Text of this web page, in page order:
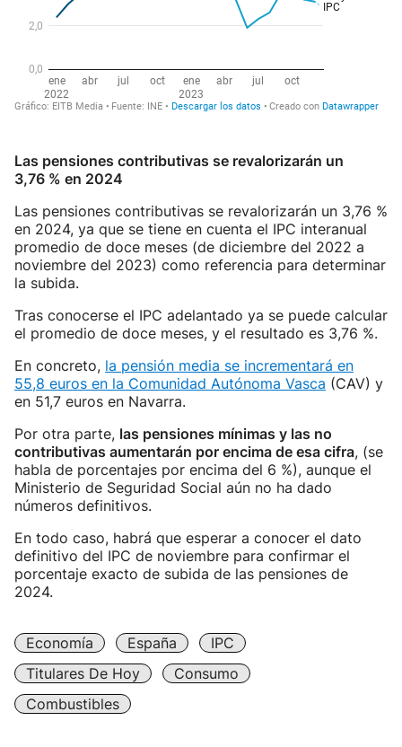
Las pensiones contributivas se revalorizarán un
3,76 % en 2024
Las pensiones contributivas se revalorizarán un 3,76 %
en 2024, ya que se tiene en cuenta el IPC interanual
promedio de doce meses (de diciembre del 2022 a
noviembre del 2023) como referencia para determinar
la subida.
Tras conocerse el IPC adelantado ya se puede calcular
el promedio de doce meses, y el resultado es 3,76 %.
En concreto, la pensión media se incrementará en
55,8 euros en la Comunidad Autónoma Vasca (CAV) y
en 51,7 euros en Navarra.
Por otra parte, las pensiones mínimas y las no
contributivas aumentarán por encima de esa cifra, (se
habla de porcentajes por encima del 6 %), aunque el
Ministerio de Seguridad Social aún no ha dado
números definitivos.
En todo caso, habrá que esperar a conocer el dato
definitivo del IPC de noviembre para confirmar el
porcentaje exacto de subida de las pensiones de
2024.
Economía España
IPC
Titulares De Hoy
Consumo
Combustibles